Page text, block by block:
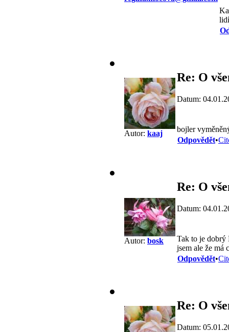
Autor: kaaj
Re: O
Datum:
bojler
Odpovědět•
Autor: bosk
Re: O
Datum:
Tak to je dobrý
jsem ale že má
Odpovědět•
Re: O
Datum: